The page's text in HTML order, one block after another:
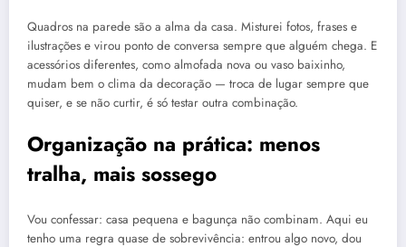
Quadros na parede são a alma da casa. Misturei fotos, frases e
ilustrações e virou ponto de conversa sempre que alguém chega. E
acessórios diferentes, como almofada nova ou vaso baixinho,
mudam bem o clima da decoração — troca de lugar sempre que
quiser, e se não curtir, é só testar outra combinação.
Organização na prática: menos
tralha, mais sossego
Vou confessar: casa pequena e bagunça não combinam. Aqui eu
tenho uma regra quase de sobrevivência: entrou algo novo, dou